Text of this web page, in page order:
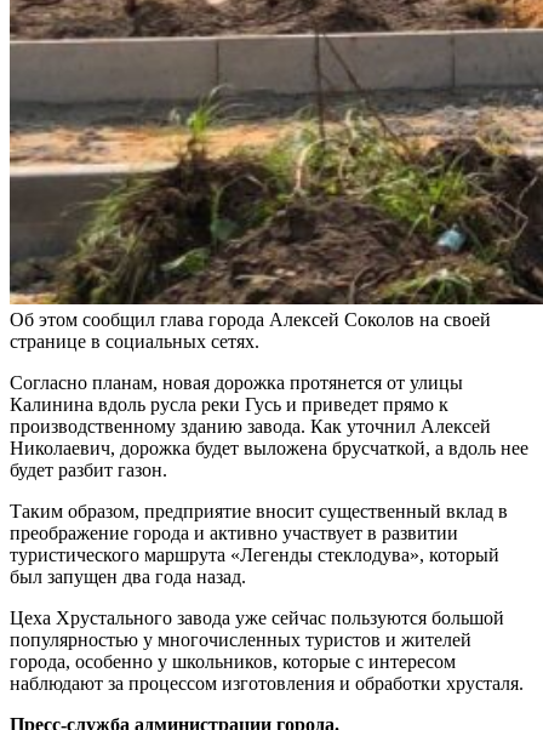
Об этом сообщил глава города Алексей Соколов на своей
странице в социальных сетях.
Согласно планам, новая дорожка протянется от улицы
Калинина вдоль русла реки Гусь и приведет прямо к
производственному зданию завода. Как уточнил Алексей
Николаевич, дорожка будет выложена брусчаткой, а вдоль нее
будет разбит газон.
Таким образом, предприятие вносит существенный вклад в
преображение города и активно участвует в развитии
туристического маршрута «Легенды стеклодува», который
был запущен два года назад.
Цеха Хрустального завода уже сейчас пользуются большой
популярностью у многочисленных туристов и жителей
города, особенно у школьников, которые с интересом
наблюдают за процессом изготовления и обработки хрусталя.
Пресс-служба администрации города.